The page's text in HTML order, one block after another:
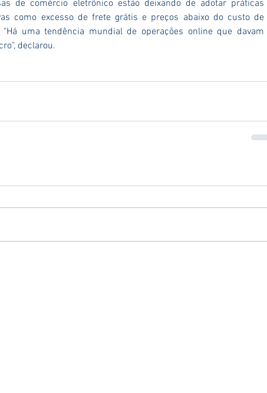
de comércio eletrônico estão deixando de adotar práticas
como excesso de frete grátis e preços abaixo do custo de
uma tendência mundial de operações online que davam
declarou.